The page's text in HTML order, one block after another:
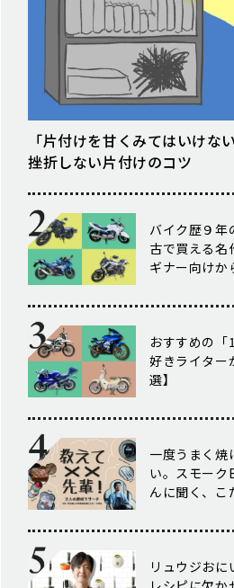
「片付けを甘くみてはいけな
挫折しない片付けのコツ
バイク歴９年
古で買える名
ギナー向けか
おすすめの「
好きライター
選】
一度うまく焼
い。スモーク
んに聞く、こ
リュウジお